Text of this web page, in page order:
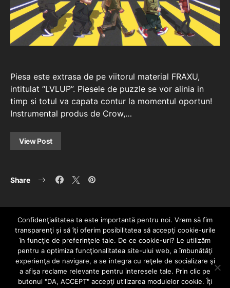
Piesa este extrasa de pe viitorul material FRAXU,
intitulat “LVLUP”. Piesele de puzzle se vor alinia in
timp si totul va capata contur la momentul oportun!
Instrumental produs de Crow,…
View Post
Share
HOME CONTACT POLITICĂ DE CONFIDENȚIALITATE
Confidenţialitatea ta este importantă pentru noi. Vrem să fim
transparenţi și să îţi oferim posibilitatea să accepţi cookie-urile
în funcţie de preferinţele tale. De ce cookie-uri? Le utilizăm
pentru a optimiza funcţionalitatea site-ului web, a îmbunătăţi
experienţa de navigare, a se integra cu reţele de socializare şi
a afişa reclame relevante pentru interesele tale. Prin clic pe
butonul "DA, ACCEPT" accepţi utilizarea modulelor cookie. Îţi